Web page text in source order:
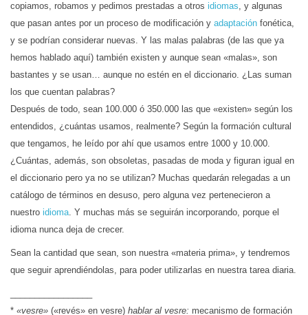
copiamos, robamos y pedimos prestadas a otros idiomas, y algunas
que pasan antes por un proceso de modificación y adaptación fonética,
y se podrían considerar nuevas. Y las malas palabras (de las que ya
hemos hablado aquí) también existen y aunque sean «malas», son
bastantes y se usan… aunque no estén en el diccionario. ¿Las suman
los que cuentan palabras?
Después de todo, sean 100.000 ó 350.000 las que «existen» según los
entendidos, ¿cuántas usamos, realmente? Según la formación cultural
que tengamos, he leído por ahí que usamos entre 1000 y 10.000.
¿Cuántas, además, son obsoletas, pasadas de moda y figuran igual en
el diccionario pero ya no se utilizan? Muchas quedarán relegadas a un
catálogo de términos en desuso, pero alguna vez pertenecieron a
nuestro idioma. Y muchas más se seguirán incorporando, porque el
idioma nunca deja de crecer.
Sean la cantidad que sean, son nuestra «materia prima», y tendremos
que seguir aprendiéndolas, para poder utilizarlas en nuestra tarea diaria.
* «vesre» («revés» en vesre) hablar al vesre: mecanismo de formación